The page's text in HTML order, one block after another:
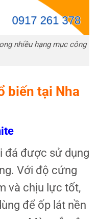
nhiều hạng mục công
biến tại Nha
đá được sử dụng
Với độ cứng
và chịu lực tốt,
để ốp lát nền